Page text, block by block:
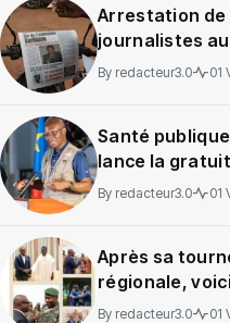
Arrestation de
journalistes
provoque une
By redacteur3.0 01
Santé publique
lance la
soins en Ituri
By redacteur3.0 01
Après sa
régionale,
message de
By redacteur3.0 01